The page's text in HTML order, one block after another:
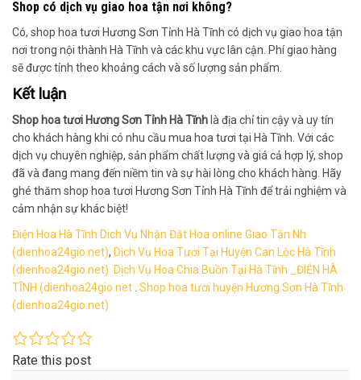
Shop có dịch vụ giao hoa tận nơi không?
Có, shop hoa tươi Hương Sơn Tỉnh Hà Tĩnh có dịch vụ giao hoa tận
nơi trong nội thành Hà Tĩnh và các khu vực lân cận. Phí giao hàng
sẽ được tính theo khoảng cách và số lượng sản phẩm.
Kết luận
Shop hoa tươi Hương Sơn Tỉnh Hà Tĩnh là địa chỉ tin cậy và uy tín
cho khách hàng khi có nhu cầu mua hoa tươi tại Hà Tĩnh. Với các
dịch vụ chuyên nghiệp, sản phẩm chất lượng và giá cả hợp lý, shop
đã và đang mang đến niềm tin và sự hài lòng cho khách hàng. Hãy
ghé thăm shop hoa tươi Hương Sơn Tỉnh Hà Tĩnh để trải nghiệm và
cảm nhận sự khác biệt!
Điện Hoa Hà Tĩnh Dich Vụ Nhận Đặt Hoa online Giao Tận Nh
(dienhoa24gio.net), Dịch Vụ Hoa Tươi Tại Huyện Can Lộc Hà Tĩnh
(dienhoa24gio.net) Dịch Vụ Hoa Chia Buồn Tại Hà Tĩnh _ĐIỆN HÀ
TĨNH (dienhoa24gio.net . Shop hoa tươi huyện Hương Sơn Hà Tĩnh
(dienhoa24gio.net)
Rate this post